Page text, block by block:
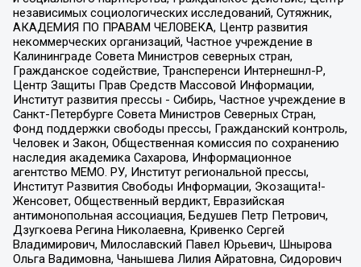
независимых социологических исследований, Сутяжник,
АКАДЕМИЯ ПО ПРАВАМ ЧЕЛОВЕКА, Центр развития
некоммерческих организаций, Частное учреждение в
Калининграде Совета Министров северных стран,
Гражданское содействие, Трансперенси Интернешнл-Р,
Центр Защиты Прав Средств Массовой Информации,
Институт развития прессы - Сибирь, Частное учреждение в
Санкт-Петербурге Совета Министров Северных Стран,
Фонд поддержки свободы прессы, Гражданский контроль,
Человек и Закон, Общественная комиссия по сохранению
наследия академика Сахарова, Информационное
агентство МЕМО. РУ, Институт региональной прессы,
Институт Развития Свободы Информации, Экозащита!-
Женсовет, Общественный вердикт, Евразийская
антимонопольная ассоциация, Бедушев Петр Петрович,
Дзугкоева Регина Николаевна, Кривенко Сергей
Владимирович, Милославский Павел Юрьевич, Шнырова
Ольга Вадимовна, Чанышева Лилия Айратовна, Сидорович